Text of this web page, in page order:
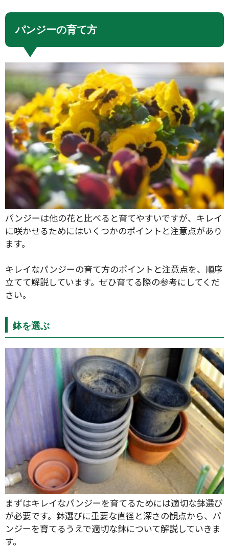
パンジーの育て方
パンジーは他の花と比べると育てやすいですが、キレイ
に咲かせるためにはいくつかのポイントと注意点があり
ます。
キレイなパンジーの育て方のポイントと注意点を、順序
立てて解説しています。ぜひ育てる際の参考にしてくだ
さい。
鉢を選ぶ
まずはキレイなパンジーを育てるためには適切な鉢選び
が必要です。鉢選びに重要な直径と深さの観点から、パ
ンジーを育てるうえで適切な鉢について解説していきま
す。